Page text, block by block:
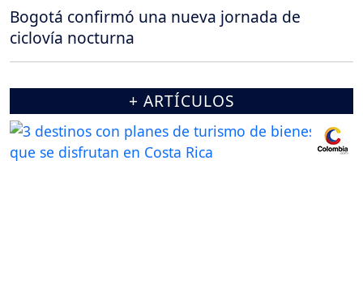
Bogotá confirmó una nueva jornada de
ciclovía nocturna
+ ARTÍCULOS